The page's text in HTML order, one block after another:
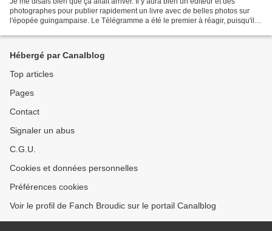
photographes pour publier rapidement un livre avec de belles photos sur
l'épopée guingampaise. Le Télégramme a été le premier à réagir, puisqu'il a
Hébergé par Canalblog
Top articles
Pages
Contact
Signaler un abus
C.G.U.
Cookies et données personnelles
Préférences cookies
Voir le profil de Fanch Broudic sur le portail Canalblog